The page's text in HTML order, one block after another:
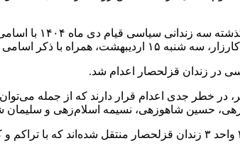
در ادامه همین
تن دیگر هشدار داده بودیم.
در زندان قزلحصار اعدام شد.
خطر جدی اعدام قرار دارند که از جمله
حسین شاهوزهی، نسیمه اسلام‌زهی و
طی روزهای گذشته دست کم ۱۰۰ نفر از بازداشتی‌های قیام، به بند ۳۷